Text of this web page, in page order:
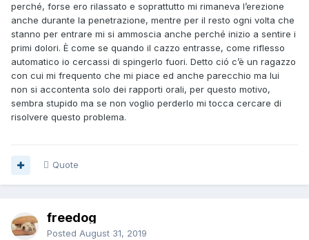
perché, forse ero rilassato e soprattutto mi rimaneva l’erezione
anche durante la penetrazione, mentre per il resto ogni volta che
stanno per entrare mi si ammoscia anche perché inizio a sentire i
primi dolori. È come se quando il cazzo entrasse, come riflesso
automatico io cercassi di spingerlo fuori. Detto ció c’è un ragazzo
con cui mi frequento che mi piace ed anche parecchio ma lui
non si accontenta solo dei rapporti orali, per questo motivo,
sembra stupido ma se non voglio perderlo mi tocca cercare di
risolvere questo problema.
Quote
freedog
Posted August 31, 2019